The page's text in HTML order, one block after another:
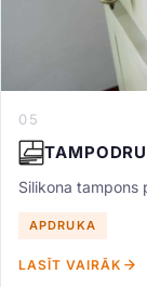
05
Silikona tampons
APDRUKA
LASĪT VAIRĀK